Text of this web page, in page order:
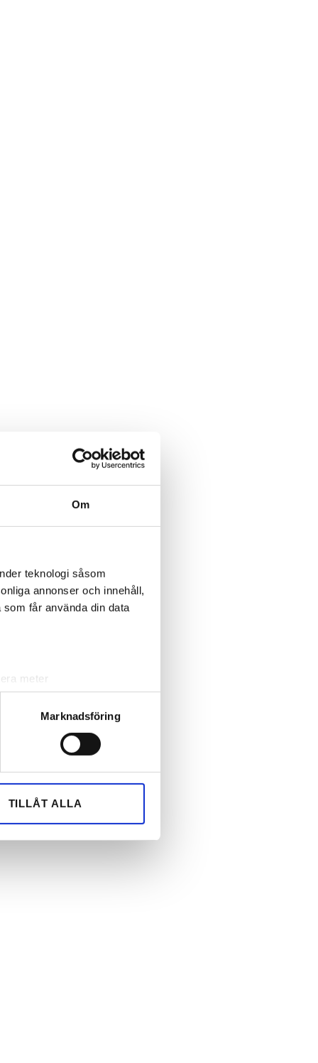
Om
teknologi såsom
annonser och innehåll,
får använda din data
meter
. Du kan ändra
information från din enhet
kombinera informationen
Marknadsföring
TILLÅT ALLA